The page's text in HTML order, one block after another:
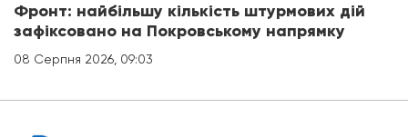
Фронт: найбільшу кількість штурмових дій
зафіксовано на Покровському напрямку
08 Серпня 2026, 09:03